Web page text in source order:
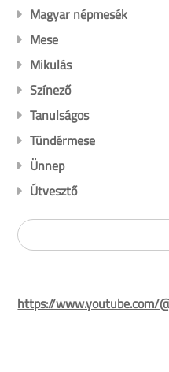
Magyar népmesék
Mese
Mikulás
Színező
Tanulságos
Tündérmese
Ünnep
Útvesztő
Search
https://www.youtube.com/